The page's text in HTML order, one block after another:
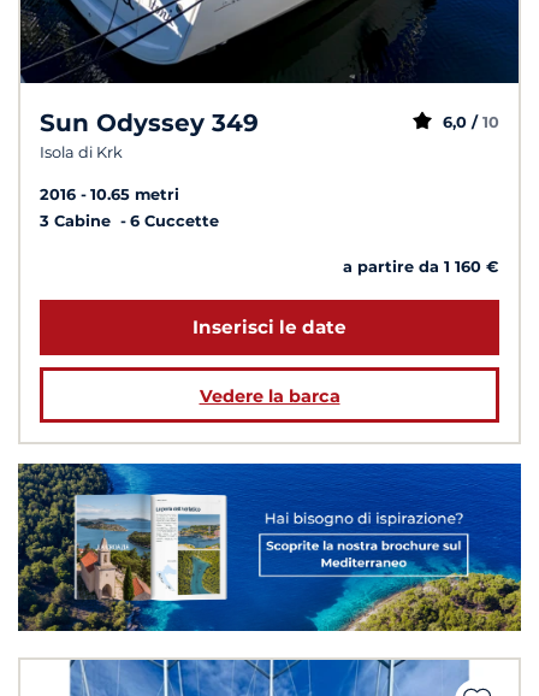
Sun Odyssey 349
Isola di Krk
6,0 / 10
2016
10.65 metri
3 Cabine
6 Cuccette
a partire da 1 160 €
Inserisci le date
Vedere la barca